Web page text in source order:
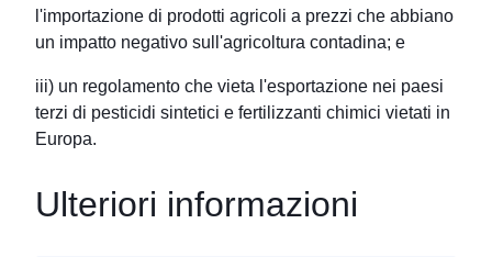
l'importazione di prodotti agricoli a prezzi che abbiano
un impatto negativo sull'agricoltura contadina; e
iii) un regolamento che vieta l'esportazione nei paesi
terzi di pesticidi sintetici e fertilizzanti chimici vietati in
Europa.
Ulteriori informazioni